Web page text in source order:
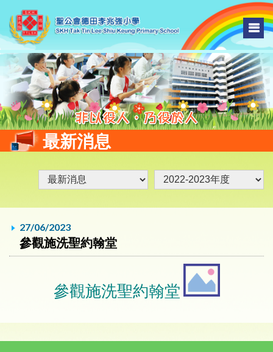
最新消息
27/06/2023
參觀施洗聖約翰堂
參觀施洗聖約翰堂